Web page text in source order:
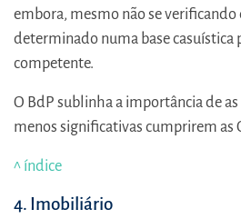
embora, mesmo não se verificando
determinado numa base casuística
competente.
O BdP sublinha a importância de
menos significativas cumprirem as
^ índice
4. Imobiliário